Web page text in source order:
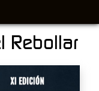
Rebollar